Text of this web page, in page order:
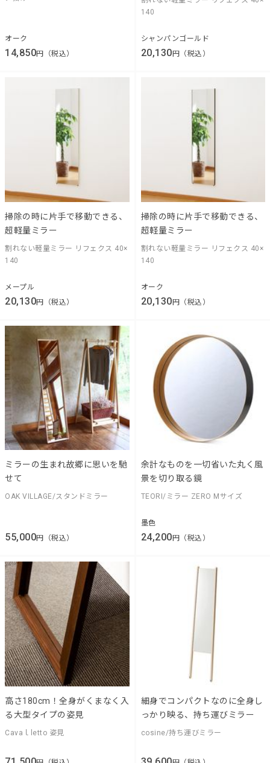
オーク
14,850円（税込）
140
シャンパンゴールド
20,130 円（税込）
掃除の時に片手で移動できる、
超軽量ミラー
割れない軽量ミラー リフェクス 40×
140
メープル
20,130円（税込）
掃除の時に片手で移動できる、
超軽量ミラー
割れない軽量ミラー リフェクス 40×
140
オーク
20,130円（税込）
ミラーの生まれ故郷に思いを馳
せて
OAK VILLAGE/スタンドミラー
55,000円（税込）
余計なものを一切省いた丸く風
景を切り取る鏡
TEORI/ミラー ZERO Mサイズ
墨色
24,200 円（税込）
高さ180cm！全身がくまなく入
る大型タイプの姿見
Cavaｌletto 姿見
細身でコンパクトなのに全身し
っかり映る、持ち運びミラー
cosine/持ち運びミラー